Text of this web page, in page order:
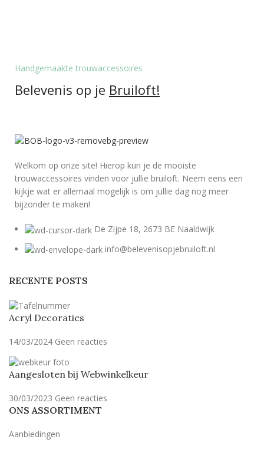
Handgemaakte trouwaccessoires
Belevenis op je Bruiloft!
Welkom op onze site! Hierop kun je de mooiste
trouwaccessoires vinden voor jullie bruiloft. Neem eens een
kijkje wat er allemaal mogelijk is om jullie dag nog meer
bijzonder te maken!
De Zijpe 18, 2673 BE Naaldwijk
info@belevenisopjebruiloft.nl
RECENTE POSTS
Acryl Decoraties
14/03/2024 Geen reacties
Aangesloten bij Webwinkelkeur
30/03/2023 Geen reacties
ONS ASSORTIMENT
Aanbiedingen